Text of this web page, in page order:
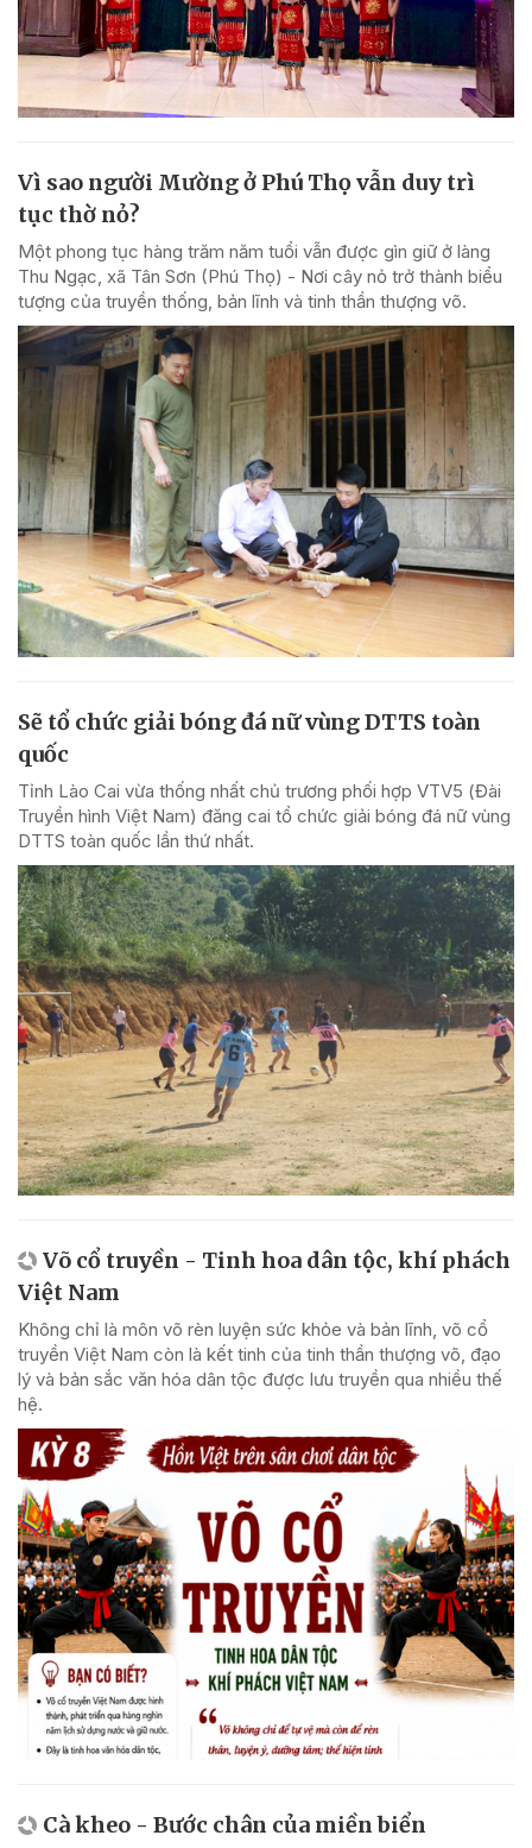
Vì sao người Mường ở Phú Thọ vẫn duy trì
tục thờ nỏ?
Một phong tục hàng trăm năm tuổi vẫn được gìn giữ ở làng
Thu Ngạc, xã Tân Sơn (Phú Thọ) - Nơi cây nỏ trở thành biểu
tượng của truyền thống, bản lĩnh và tinh thần thượng võ.
Sẽ tổ chức giải bóng đá nữ vùng DTTS toàn
quốc
Tỉnh Lào Cai vừa thống nhất chủ trương phối hợp VTV5 (Đài
Truyền hình Việt Nam) đăng cai tổ chức giải bóng đá nữ vùng
DTTS toàn quốc lần thứ nhất.
Võ cổ truyền - Tinh hoa dân tộc, khí phách
Việt Nam
Không chỉ là môn võ rèn luyện sức khỏe và bản lĩnh, võ cổ
truyền Việt Nam còn là kết tinh của tinh thần thượng võ, đạo
lý và bản sắc văn hóa dân tộc được lưu truyền qua nhiều thế
hệ.
Cà kheo - Bước chân của miền biển